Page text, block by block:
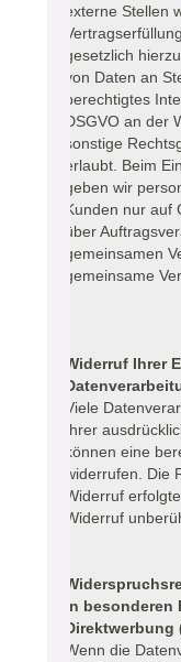
externe Stellen
gesetzlich
von Daten an
berechtigtes
DSGVO an der
sonstige
erlaubt. Beim
geben wir
Kunden nur auf
über
gemeinsamen
gemeinsame
Widerruf Ihrer
Viele
Ihrer
können eine
widerrufen. Die
Widerruf
Widerruf
in besonderen
Direktwerbung
Wenn die